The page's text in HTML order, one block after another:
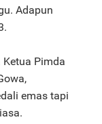
Adapun
Pimda
emas tapi